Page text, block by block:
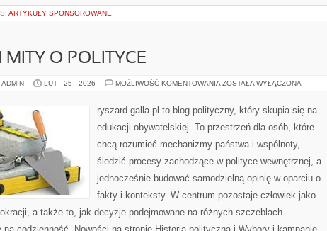
ARTYKUŁY SPONSOROWANE
MITY O POLITYCE
LUT - 25 - 2026 MOŻLIWOŚĆ KOMENTOWANIA FAKTY
POLITYCE
ZOSTAŁA WYŁĄCZONA
ryszard-galla.pl to blog polityczny, który skupia się na
edukacji obywatelskiej. To przestrzeń dla osób, które
chcą rozumieć mechanizmy państwa i wspólnoty,
śledzić procesy zachodzące w polityce wewnętrznej, a
jednocześnie budować samodzielną opinię w oparciu o
fakty i konteksty. W centrum pozostaje człowiek jako
a także to, jak decyzje podejmowane na różnych szczeblach